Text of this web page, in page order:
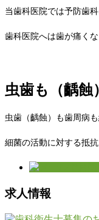
当歯科医院では予防歯
歯科医院へは歯が痛く
虫歯も（齲蝕
虫歯（齲蝕）も歯周病
細菌の活動に対する抵
求人情報